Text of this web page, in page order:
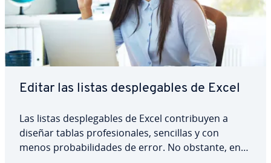
Editar las listas de­s­ple­ga­bles de Excel
Las listas de­s­ple­ga­bles de Excel co­n­tri­bu­yen a
diseñar tablas pro­fe­sio­na­les, sencillas y con
menos pro­ba­bi­li­da­des de error. No obstante, en